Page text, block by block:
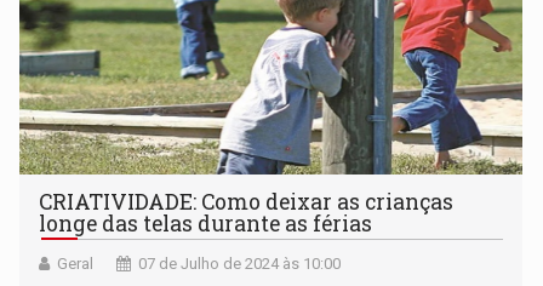
CRIATIVIDADE: Como deixar as crianças
longe das telas durante as férias
Geral 07 de Julho de 2024 às 10:00